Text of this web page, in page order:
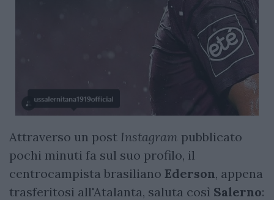
Attraverso un post Instagram pubblicato
pochi minuti fa sul suo profilo, il
centrocampista brasiliano Ederson, appena
trasferitosi all'Atalanta, saluta così Salerno: